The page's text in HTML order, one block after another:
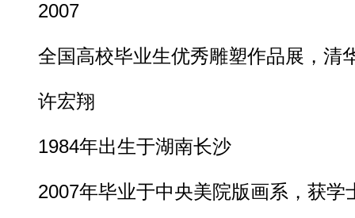
2007
全国高校毕业生优秀雕塑作品展，清
许宏翔
1984年出生于湖南长沙
2007年毕业于中央美院版画系，获学